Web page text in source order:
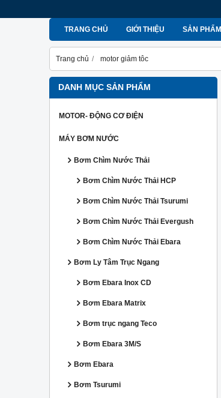
TRANG CHỦ GIỚI THIỆU SẢN PHẨM
Trang chủ motor giảm tôc
DANH MỤC SẢN PHẨM
MOTOR- ĐỘNG CƠ ĐIỆN
MÁY BƠM NƯỚC
Bơm Chìm Nước Thải
Bơm Chìm Nước Thải HCP
Bơm Chìm Nước Thải Tsurumi
Bơm Chìm Nước Thải Evergush
Bơm Chìm Nước Thải Ebara
Bơm Ly Tâm Trục Ngang
Bơm Ebara Inox CD
Bơm Ebara Matrix
Bơm trục ngang Teco
Bơm Ebara 3M/S
Bơm Ebara
Bơm Tsurumi